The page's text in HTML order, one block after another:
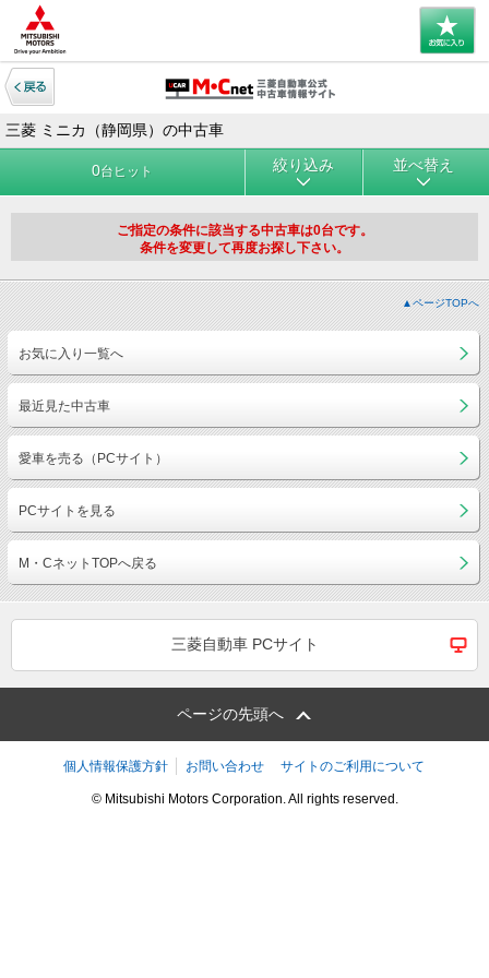
三菱 ミニカ（静岡県）の中古車
0台ヒット 絞り込み 並べ替え
ご指定の条件に該当する中古車は0台です。
条件を変更して再度お探し下さい。
▲ページTOPへ
お気に入り一覧へ
最近見た中古車
愛車を売る（PCサイト）
PCサイトを見る
M・CネットTOPへ戻る
三菱自動車 PCサイト
ページの先頭へ
個人情報保護方針 お問い合わせ サイトのご利用について
© Mitsubishi Motors Corporation. All rights reserved.